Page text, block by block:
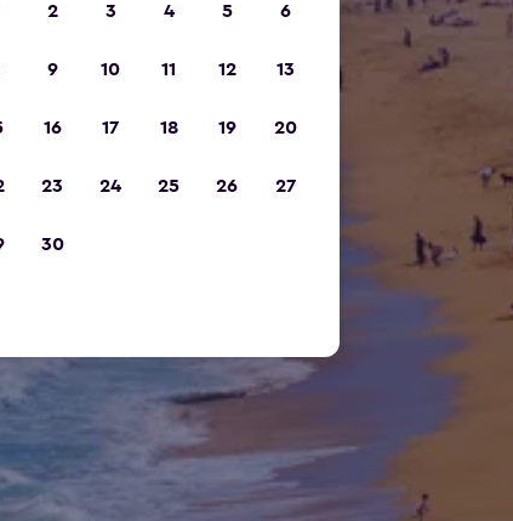
2 3 4 5 6
9 10 11 12 13
16 17 18 19 20
23 24 25 26 27
30